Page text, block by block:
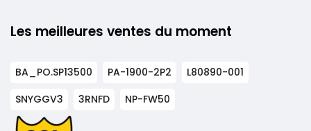
Les meilleures ventes du moment
BA_PO.SP13500 PA-1900-2P2
L80890-001
SNYGGV3
3RNFD NP-FW50